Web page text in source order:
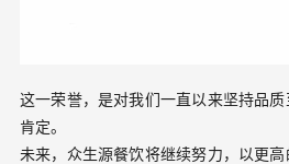
这一荣誉，是对我们一直以来坚持品
肯定。
未来，众生源餐饮将继续努力，以更